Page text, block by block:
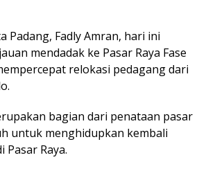
Padang, Fadly Amran, hari ini
mendadak ke Pasar Raya Fase
relokasi pedagang dari
bagian dari penataan pasar
untuk menghidupkan kembali
Pasar Raya.